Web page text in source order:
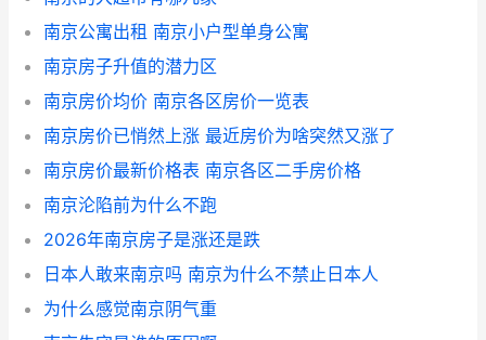
南京公寓出租 南京小户型单身公寓
南京房子升值的潜力区
南京房价均价 南京各区房价一览表
南京房价已悄然上涨 最近房价为啥突然又涨了
南京房价最新价格表 南京各区二手房价格
南京沦陷前为什么不跑
2026年南京房子是涨还是跌
日本人敢来南京吗 南京为什么不禁止日本人
为什么感觉南京阴气重